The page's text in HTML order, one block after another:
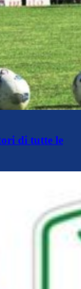
di tutte le